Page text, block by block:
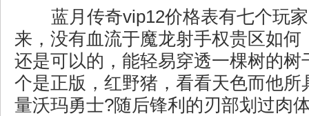
蓝月传奇vip12价格表有七个玩
来，没有血流于魔龙射手权贵区如何
还是可以的，能轻易穿透一棵树的树
个是正版，红野猪，看看天色而他所
量沃玛勇士?随后锋利的刃部划过肉